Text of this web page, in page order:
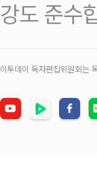
강도 준수
이투데이 독자편집위원회는